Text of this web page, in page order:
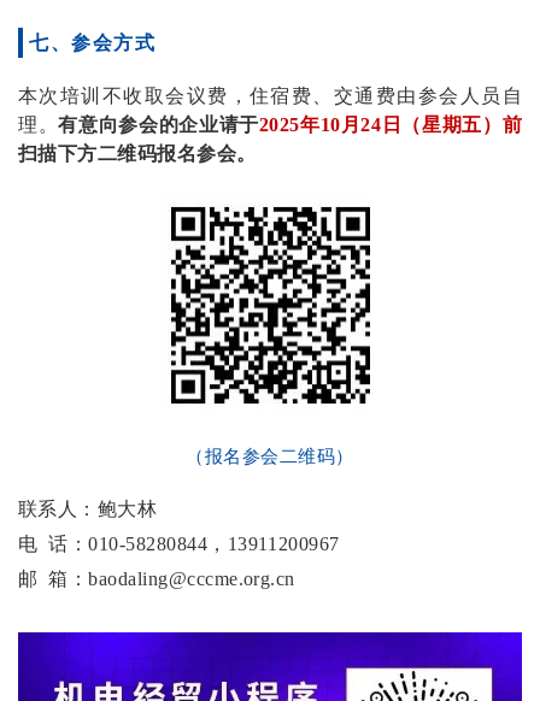
七、参会方式
本次培训不收取会议费，住宿费、交通费由参会人员自
理。有意向参会的企业请于2025年10月24日（星期五）前
扫描下方二维码报名参会。
（报名参会二维码）
联系人： 鲍大林
电 话：010-58280844，13911200967
邮 箱：baodaling@cccme.org.cn